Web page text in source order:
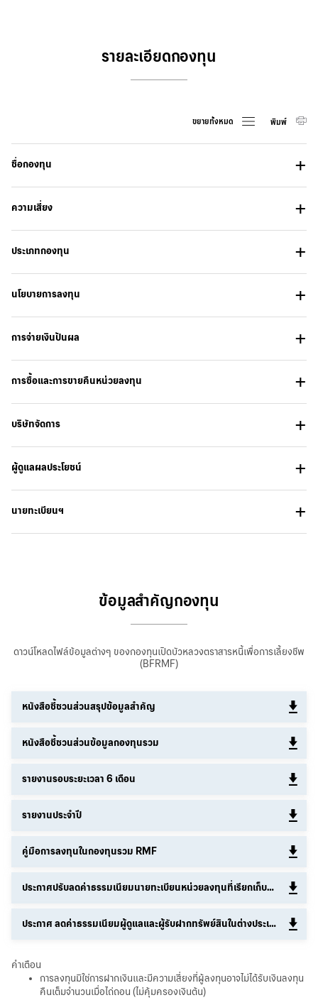
รายละเอียดกองทุน
ขยายทั้งหมด พิมพ์
ชื่อกองทุน
ความเสี่ยง
ประเภทกองทุน
นโยบายการลงทุน
การจ่ายเงินปันผล
การซื้อและการขายคืนหน่วยลงทุน
บริษัทจัดการ
ผู้ดูแลผลประโยชน์
นายทะเบียนฯ
ข้อมูลสำคัญกองทุน
ดาวน์โหลดไฟล์ข้อมูลต่างๆ ของกองทุนเปิดบัวหลวงตราสารหนี้เพื่อการเลี้ยงชีพ
(BFRMF)
หนังสือชี้ชวนส่วนสรุปข้อมูลสำคัญ
หนังสือชี้ชวนส่วนข้อมูลกองทุนรวม
รายงานรอบระยะเวลา 6 เดือน
รายงานประจำปี
คู่มือการลงทุนในกองทุนรวม RMF
ประกาศปรับลดค่าธรรมเนียมนายทะเบียนหน่วยลงทุนที่เรียกเก็บจริงของกองทุนรวม
ประกาศ ลดค่าธรรมเนียมผู้ดูแลและผู้รับฝากทรัพย์สินในต่างประเทศ
คำเตือน
การลงทุนมิใช่การฝากเงินและมีความเสี่ยงที่ผู้ลงทุนอาจไม่ได้รับเงินลงทุน
คืนเต็มจำนวนเมื่อไถ่ถอน (ไม่คุ้มครองเงินต้น)